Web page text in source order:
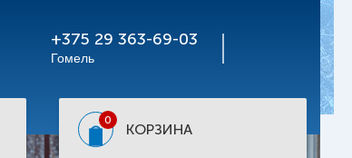
+375 29 363-69-03
Гомель
0
КОРЗИНА